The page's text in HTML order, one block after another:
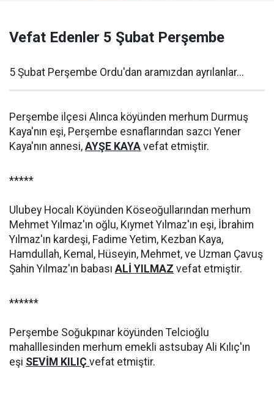
Vefat Edenler 5 Şubat Perşembe
5 Şubat Perşembe Ordu'dan aramızdan ayrılanlar...
Perşembe ilçesi Alınca köyünden merhum Durmuş
Kaya'nın eşi, Perşembe esnaflarından sazcı Yener
Kaya'nın annesi, AYŞE KAYA vefat etmiştir.
*****
Ulubey Hocalı Köyünden Köseoğullarından merhum
Mehmet Yılmaz'ın oğlu, Kıymet Yılmaz'ın eşi, İbrahim
Yılmaz'ın kardeşi, Fadime Yetim, Kezban Kaya,
Hamdullah, Kemal, Hüseyin, Mehmet, ve Uzman Çavuş
Şahin Yılmaz'ın babası ALİ YILMAZ vefat etmiştir.
******
Perşembe Soğukpınar köyünden Telcioğlu
mahalllesinden merhum emekli astsubay Ali Kılıç'ın
eşi SEVİM KILIÇ vefat etmiştir.